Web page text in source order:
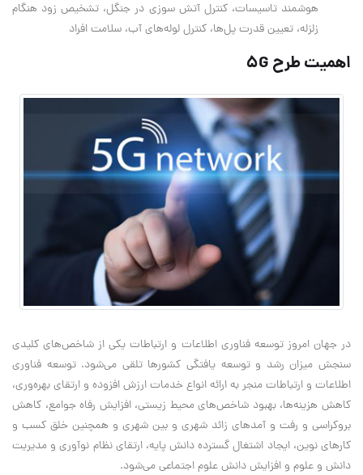
هوشمند تاسیسات، کنترل آتش سوزی در جنگل، تشخیص زود هنگام
زلزله، تعیین قدرت پل‌ها، کنترل لوله‌های آب، سلامت افراد
اهمیت طرح ۵G
در جهان امروز توسعه فناوری اطلاعات و ارتباطات یکی از شاخص‌های کلیدی
سنجش میزان رشد و توسعه یافتگی کشورها تلقی می‌شود. توسعه فناوری
اطلاعات و ارتباطات منجر به ارائه انواع خدمات ارزش افزوده و ارتقای بهره‌وری،
کاهش هزینه‌ها، بهبود شاخص‌های محیط زیستی، افزایش رفاه جوامع، کاهش
بروکراسی و رفت و آمدهای زائد شهری و بین شهری و همچنین خلق کسب و
کارهای نوین، ایجاد اشتغال گسترده دانش‌ پایه، ارتقای نظام نوآوری و مدیریت
دانش و علوم و افزایش دانش علوم اجتماعی می‌شود.